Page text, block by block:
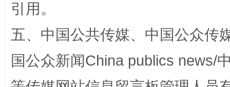
引用。
五、中国公共传媒、中国公众传
国公众新闻China publics news/